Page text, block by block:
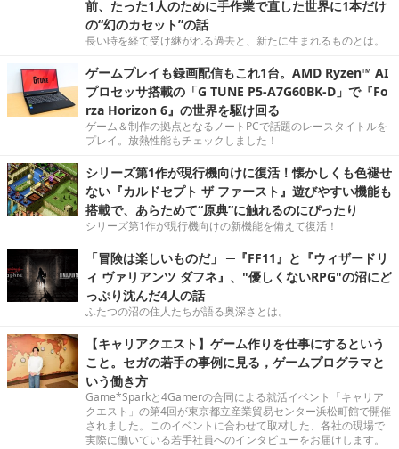
前、たった1人のために手作業で直した世界に1本だけ
の“幻のカセット”の話
長い時を経て受け継がれる過去と、新たに生まれるものとは。
ゲームプレイも録画配信もこれ1台。AMD Ryzen™ AI
プロセッサ搭載の「G TUNE P5-A7G60BK-D」で『Fo
rza Horizon 6』の世界を駆け回る
ゲーム＆制作の拠点となるノートPCで話題のレースタイトルを
プレイ。放熱性能もチェックしました！
シリーズ第1作が現行機向けに復活！懐かしくも色褪せ
ない『カルドセプト ザ ファースト』遊びやすい機能も
搭載で、あらためて“原典”に触れるのにぴったり
シリーズ第1作が現行機向けの新機能を備えて復活！
「冒険は楽しいものだ」 ─『FF11』と『ウィザードリ
ィ ヴァリアンツ ダフネ』、"優しくないRPG"の沼にど
っぷり沈んだ4人の話
ふたつの沼の住人たちが語る奥深さとは。
【キャリアクエスト】ゲーム作りを仕事にするという
こと。セガの若手の事例に見る，ゲームプログラマと
いう働き方
Game*Sparkと4Gamerの合同による就活イベント「キャリア
クエスト」の第4回が東京都立産業貿易センター浜松町館で開催
されました。このイベントに合わせて取材した、各社の現場で
実際に働いている若手社員へのインタビューをお届けします。